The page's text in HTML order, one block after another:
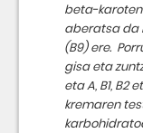
beta-
aberatsa da
(B9) ere.
gisa eta
eta A, B1, B2
kremaren